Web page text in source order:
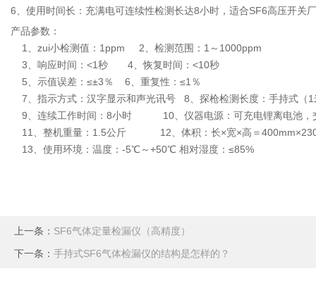
6、使用时间长：充满电可连续性检测长达8小时，适合SF6高压开关
产品参数：
1、zui小检测值：1ppm 2、检测范围：1～1000ppm
3、响应时间：<1秒 4、恢复时间：<10秒
5、示值误差：≤±3％ 6、重复性：≤1％
7、指示方式：汉字显示和声光讯号 8、探枪检测长度：手持式（1
9、连续工作时间：8小时 10、仪器电源：可充电锂离电池，
11、整机重量：1.5公斤 12、体积：长×宽×高＝
13、使用环境：温度：-5℃～+50℃ 相对湿度：≤85%
上一条： SF6气体定量检漏仪（高精度）
下一条： 手持式SF6气体检漏仪的结构是怎样的？